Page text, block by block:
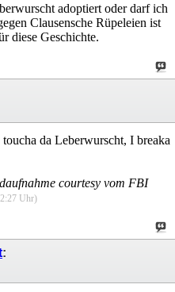
adoptiert oder darf ich
Clausensche Rüpeleien ist
diese Geschichte.
da Leberwurscht, I breaka
courtesy vom FBI
Uhr)
: